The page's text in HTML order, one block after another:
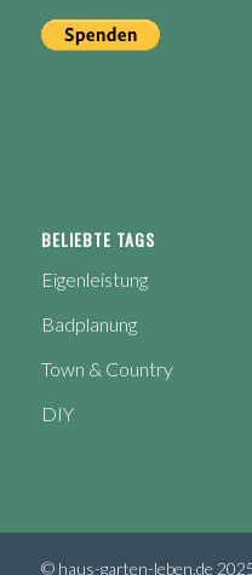
BELIEBTE TAGS
Eigenleistung
Badplanung
Town & Country
DIY
© haus-garten-leben.de